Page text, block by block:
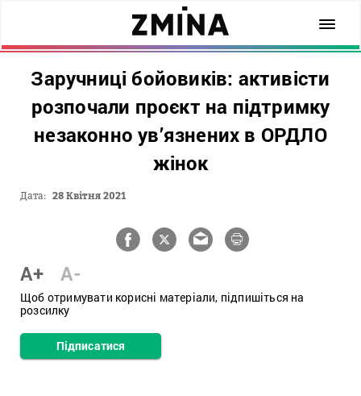
Заручниці бойовиків: активісти
розпочали проєкт на підтримку
незаконно ув’язнених в ОРДЛО
жінок
Дата: 28 Квітня 2021
A+ A-
Щоб отримувати корисні матеріали, підпишіться на
розсилку
Підписатися